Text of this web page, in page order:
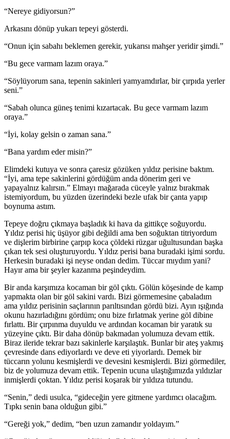
“Nereye gidiyorsun?”
Arkasını dönüp yukarı tepeyi gösterdi.
“Onun için sabahı beklemen gerekir, yukarısı mahşer yeridir şimdi.”
“Bu gece varmam lazım oraya.”
“Söylüyorum sana, tepenin sakinleri yamyamdırlar, bir çırpıda yerler
seni.”
“Sabah olunca güneş tenimi kızartacak. Bu gece varmam lazım
oraya.”
“İyi, kolay gelsin o zaman sana.”
“Bana yardım eder misin?”
Elimdeki kutuya ve sonra çaresiz gözüken yıldız perisine baktım.
“İyi, ama tepe sakinlerini gördüğüm anda dönerim geri ve
yapayalnız kalırsın.” Elmayı mağarada cüceyle yalnız bırakmak
istemiyordum, bu yüzden üzerindeki bezle ufak bir çanta yapıp
boynuma astım.
Tepeye doğru çıkmaya başladık ki hava da gittikçe soğuyordu.
Yıldız perisi hiç üşüyor gibi değildi ama ben soğuktan titriyordum
ve dişlerim birbirine çarpıp koca çöldeki rüzgar uğultusundan başka
çıkan tek sesi oluşturuyordu. Yıldız perisi bana buradaki işimi sordu.
Herkesin buradaki işi neyse ondan dedim. Tüccar mıydım yani?
Hayır ama bir şeyler kazanma peşindeydim.
Bir anda karşımıza kocaman bir göl çıktı. Gölün köşesinde de kamp
yapmakta olan bir göl sakini vardı. Bizi görmemesine çabaladım
ama yıldız perisinin saçlarının parıltısından gördü bizi. Ayın ışığında
okunu hazırladığını gördüm; onu bize fırlatmak yerine göl dibine
fırlattı. Bir çırpınma duyuldu ve ardından kocaman bir yaratık su
yüzeyine çıktı. Bir daha dönüp bakmadan yolumuza devam ettik.
Biraz ileride tekrar bazı sakinlerle karşılaştık. Bunlar bir ateş yakmış
çevresinde dans ediyorlardı ve deve eti yiyorlardı. Demek bir
tüccarın yolunu kesmişlerdi ve devesini kesmişlerdi. Bizi görmediler,
biz de yolumuza devam ettik. Tepenin ucuna ulaştığımızda yıldızlar
inmişlerdi çoktan. Yıldız perisi koşarak bir yıldıza tutundu.
“Senin,” dedi usulca, “gideceğin yere gitmene yardımcı olacağım.
Tıpkı senin bana olduğun gibi.”
“Gereği yok,” dedim, “ben uzun zamandır yoldayım.”